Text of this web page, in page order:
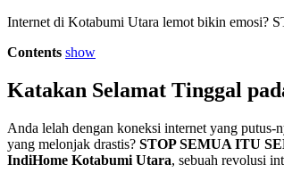
Internet di Kotabumi Utara lemot bikin emosi?
Contents show
Katakan Selamat Tinggal
Anda lelah dengan koneksi internet yang
yang melonjak drastis? STOP SEMUA ITU
IndiHome Kotabumi Utara, sebuah revolusi